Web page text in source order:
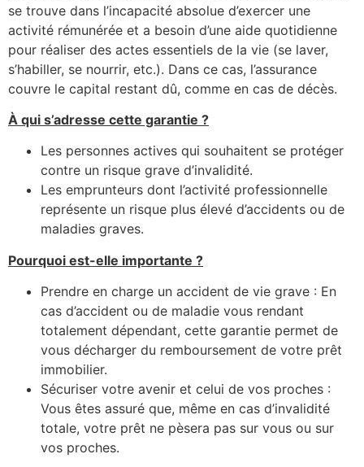
se trouve dans l’incapacité absolue d’exercer une
activité rémunérée et a besoin d’une aide quotidienne
pour réaliser des actes essentiels de la vie (se laver,
s’habiller, se nourrir, etc.). Dans ce cas, l’assurance
couvre le capital restant dû, comme en cas de décès.
À qui s’adresse cette garantie ?
Les personnes actives qui souhaitent se protéger
contre un risque grave d’invalidité.
Les emprunteurs dont l’activité professionnelle
représente un risque plus élevé d’accidents ou de
maladies graves.
Pourquoi est-elle importante ?
Prendre en charge un accident de vie grave : En
cas d’accident ou de maladie vous rendant
totalement dépendant, cette garantie permet de
vous décharger du remboursement de votre prêt
immobilier.
Sécuriser votre avenir et celui de vos proches :
Vous êtes assuré que, même en cas d’invalidité
totale, votre prêt ne pèsera pas sur vous ou sur
vos proches.